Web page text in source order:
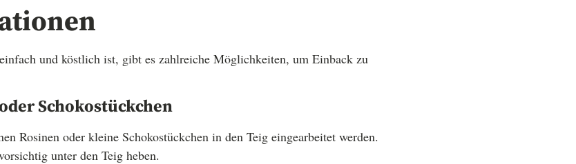
und köstlich ist, gibt es zahlreiche Möglichkeiten, um Einback zu
Schokostückchen
Rosinen oder kleine Schokostückchen in den Teig eingearbeitet werden.
unter den Teig heben.